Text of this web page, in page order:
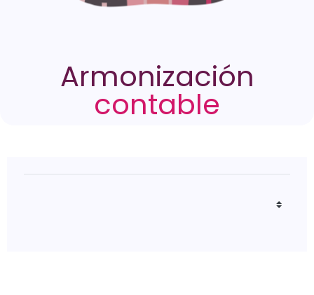
Armonización
contable